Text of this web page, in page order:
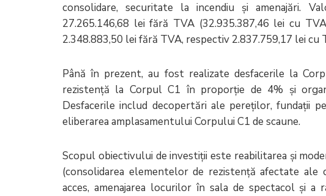
consolidare, securitate la incendiu și amenajări.
27.265.146,68 lei fără TVA (32.935.387,46 lei cu
2.348.883,50 lei fără TVA, respectiv 2.837.759,17 lei cu
Până în prezent, au fost realizate desfacerile la
rezistență la Corpul C1 în proporție de 4% și
Desfacerile includ decopertări ale pereților, fundații
eliberarea amplasamentului Corpului C1 de scaune.
Scopul obiectivului de investiții este reabilitarea și
(consolidarea elementelor de rezistență afectate
acces, amenajarea locurilor în sala de spectacol și